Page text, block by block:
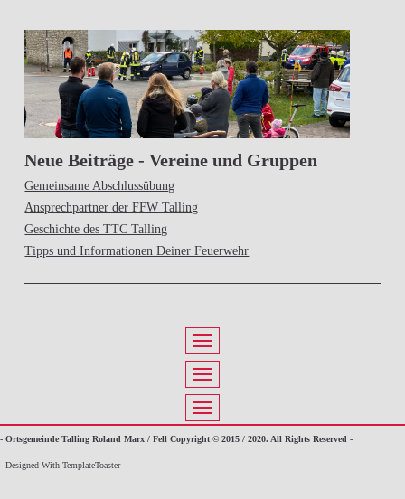
Neue Beiträge - Vereine und Gruppen
Gemeinsame Abschlussübung
Ansprechpartner der FFW Talling
Geschichte des TTC Talling
Tipps und Informationen Deiner Feuerwehr
- Ortsgemeinde Talling Roland Marx / Fell Copyright © 2015 / 2020. All Rights Reserved -
- Designed With TemplateToaster -